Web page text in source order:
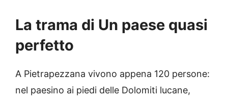
La trama di Un paese quasi
perfetto
A Pietrapezzana vivono appena 120 persone:
nel paesino ai piedi delle Dolomiti lucane,